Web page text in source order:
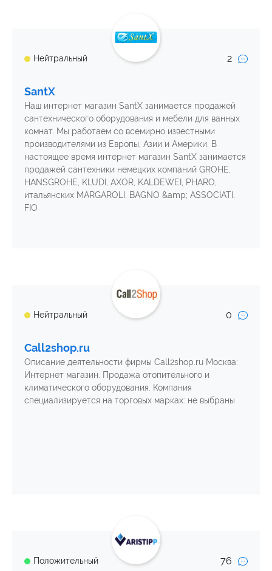
Нейтральный 2
SantX
Наш интернет магазин SantX занимается продажей
сантехнического оборудования и мебели для ванных
комнат. Мы работаем со всемирно известными
производителями из Европы, Азии и Америки. В
настоящее время интернет магазин SantX занимается
продажей сантехники немецких компаний GROHE,
HANSGROHE, KLUDI, AXOR, KALDEWEI, PHARO,
итальянских MARGAROLI, BAGNO &amp; ASSOCIATI,
FIO
Нейтральный 0
Call2shop.ru
Описание деятельности фирмы Call2shop.ru Москва:
Интернет магазин. Продажа отопительного и
климатического оборудования. Компания
специализируется на торговых марках: не выбраны
Положительный 76